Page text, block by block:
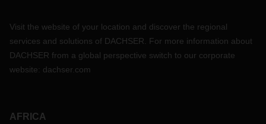
Visit the website of your location and discover the regional
services and solutions of DACHSER. For more information about
DACHSER from a global perspective switch to our corporate
website: dachser.com
AFRICA